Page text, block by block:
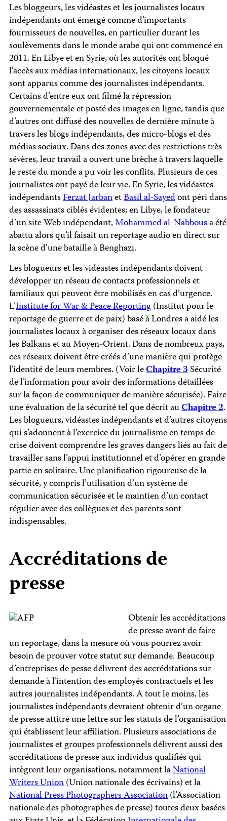
Les bloggeurs, les vidéastes et les journalistes locaux
indépendants ont émergé comme d’importants
fournisseurs de nouvelles, en particulier durant les
soulèvements dans le monde arabe qui ont commencé en
2011. En Libye et en Syrie, où les autorités ont bloqué
l’accès aux médias internationaux, les citoyens locaux
sont apparus comme des journalistes indépendants.
Certains d’entre eux ont filmé la répression
gouvernementale et posté des images en ligne, tandis que
d’autres ont diffusé des nouvelles de dernière minute à
travers les blogs indépendants, des micro-blogs et des
médias sociaux. Dans des zones avec des restrictions très
sévères, leur travail a ouvert une brèche à travers laquelle
le reste du monde a pu voir les conflits. Plusieurs de ces
journalistes ont payé de leur vie. En Syrie, les vidéastes
indépendantsFerzat JarbanetBasil al-Sayedont péri dans
des assassinats ciblés évidentes; en Libye, le fondateur
d’un site Web indépendant,Mohammed al-Nabbousa été
abattu alors qu’il faisait un reportage audio en direct sur
la scène d’une bataille à Benghazi.
Les blogueurs et les vidéastes indépendants doivent
développer un réseau de contacts professionnels et
familiaux qui peuvent être mobilisés en cas d’urgence.
L’Institute for War & Peace Reporting(Institut pour le
reportage de guerre et de paix) basé à Londres a aidé les
journalistes locaux à organiser des réseaux locaux dans
les Balkans et au Moyen-Orient. Dans de nombreux pays,
ces réseaux doivent être créés d’une manière qui protège
l’identité de leurs membres. (Voir leChapitre 3Sécurité
de l’information pour avoir des informations détaillées
sur la façon de communiquer de manière sécurisée). Faire
une évaluation de la sécurité tel que décrit auChapitre 2.
Les blogueurs, vidéastes indépendants et d’autres citoyens
qui s’adonnent à l’exercice du journalisme en temps de
crise doivent comprendre les graves dangers liés au fait de
travailler sans l’appui institutionnel et d’opérer en grande
partie en solitaire. Une planification rigoureuse de la
sécurité, y compris l’utilisation d’un système de
communication sécurisée et le maintien d’un contact
régulier avec des collègues et des parents sont
indispensables.
Accréditations de
presse
Obtenir les accréditations
de presse avant de faire
un reportage, dans la mesure où vous pourrez avoir
besoin de prouver votre statut sur demande. Beaucoup
d’entreprises de pesse délivrent des accréditations sur
demande à l’intention des employés contractuels et les
autres journalistes indépendants. A tout le moins, les
journalistes indépendants devraient obtenir d’un organe
de presse attitré une lettre sur les statuts de l’organisation
qui établissent leur affiliation. Plusieurs associations de
journalistes et groupes professionnels délivrent aussi des
accréditations de presse aux individus qualifiés qui
intègrent leur organisations, notamment laNational
Writers Union(Union nationale des écrivains) et la
National Press Photographers Association(l’Association
nationale des photographes de presse) toutes deux basées